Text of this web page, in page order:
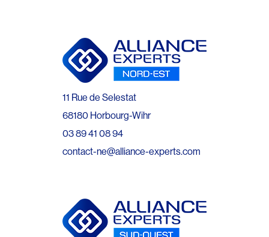
11 Rue de Selestat
68180 Horbourg-Wihr
03 89 41 08 94
contact-ne@alliance-experts.com